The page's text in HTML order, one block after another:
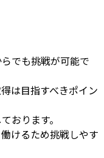
でも挑戦が可能で
は目指すべきポイン
おります。
けるため挑戦しやす